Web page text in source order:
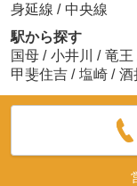
身延線 / 中央線
駅から探す
国母 / 小井川 / 竜王
甲斐住吉 / 塩崎 / 酒